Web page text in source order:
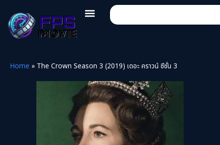
Home » The Crown Season 3 (2019) เดอะ คราวน์ ซีซั่น 3